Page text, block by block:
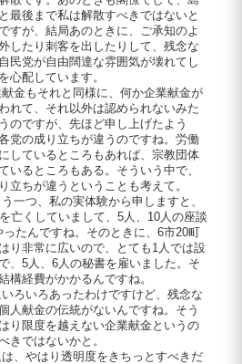
最後まで私は解散すべきではないと
すが、結局あのときに、ご承知のよ
したり刺客を出したりして、残念な
民党が自由闊達な雰囲気が壊れてし
心配しています。
金もそれと同様に、何か企業献金が
れて、それ以外は認められないみた
のですが、先ほど申し上げたよう
党の成り立ちが違うのですね。労働
しているところもあれば、宗教団体
いるところもある。そういう中で、
立ちが違うということも考えて。
一つ、私の実体験から申しますと、
亡くしていまして、5人、10人の座談
ったんですね。そのときに、6市20町
り非常に広いので、とても1人では設
、5人、6人の秘書を雇いました。そ
構経費がかかるんですね。
ろいろあったわけですけど、残念な
人献金の伝統がないんですね。そう
り限度を越えない企業献金というの
きではないかと。
、やはり透明度をきちっとすべきだ